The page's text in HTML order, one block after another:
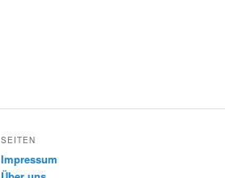
SEITEN
Impressum